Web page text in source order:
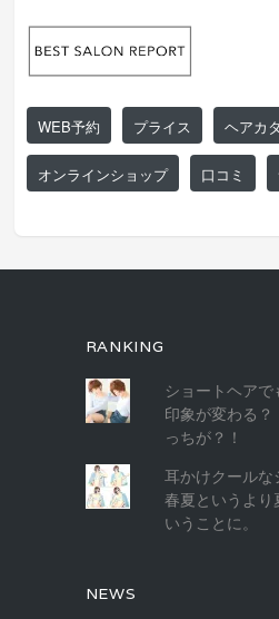
WEB予約 プライス ヘアカ
オンラインショップ 口コミ
RANKING
ショートヘアで
印象が変わる
っちが？！
耳かけクール
春夏というより
いうことに。
NEWS